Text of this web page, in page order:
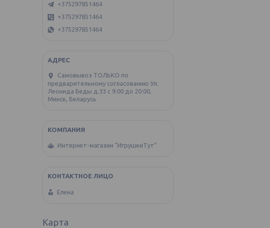
+375297851464
+375297851464
+375297851464
Самовывоз ТОЛЬКО по
предварительному согласованию Ул.
Леонида Беды д.33 с 9:00 до 20:00,
Минск, Беларусь
Интернет-магазин "ИгрушкиТут"
Елена
Карта